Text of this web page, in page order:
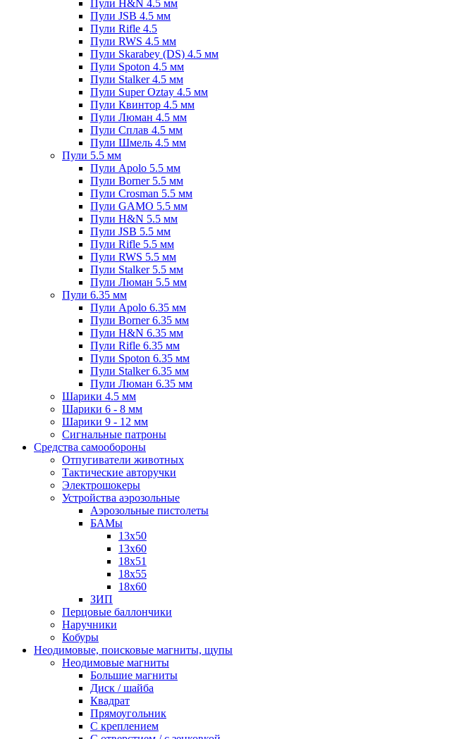
Пули H&N 4.5 мм
Пули JSB 4.5 мм
Пули Rifle 4.5
Пули RWS 4.5 мм
Пули Skarabey (DS) 4.5 мм
Пули Spoton 4.5 мм
Пули Stalker 4.5 мм
Пули Super Oztay 4.5 мм
Пули Квинтор 4.5 мм
Пули Люман 4.5 мм
Пули Сплав 4.5 мм
Пули Шмель 4.5 мм
Пули 5.5 мм
Пули Apolo 5.5 мм
Пули Borner 5.5 мм
Пули Crosman 5.5 мм
Пули GAMO 5.5 мм
Пули H&N 5.5 мм
Пули JSB 5.5 мм
Пули Rifle 5.5 мм
Пули RWS 5.5 мм
Пули Stalker 5.5 мм
Пули Люман 5.5 мм
Пули 6.35 мм
Пули Apolo 6.35 мм
Пули Borner 6.35 мм
Пули H&N 6.35 мм
Пули Rifle 6.35 мм
Пули Spoton 6.35 мм
Пули Stalker 6.35 мм
Пули Люман 6.35 мм
Шарики 4.5 мм
Шарики 6 - 8 мм
Шарики 9 - 12 мм
Сигнальные патроны
Средства самообороны
Отпугиватели животных
Тактические авторучки
Электрошокеры
Устройства аэрозольные
Аэрозольные пистолеты
БАМы
13х50
13х60
18х51
18х55
18х60
ЗИП
Перцовые баллончики
Наручники
Кобуры
Неодимовые, поисковые магниты, щупы
Неодимовые магниты
Большие магниты
Диск / шайба
Квадрат
Прямоугольник
С креплением